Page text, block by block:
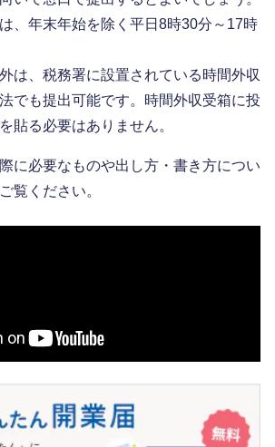
、年末年始を除く平日8時30分～17時
は、税務署に設置されている時間外収
でも提出可能です。時間外収受箱に投
貼る必要はありません。
に必要なものや出し方・書き方につい
覧ください。